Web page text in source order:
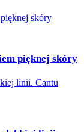
pięknej skóry